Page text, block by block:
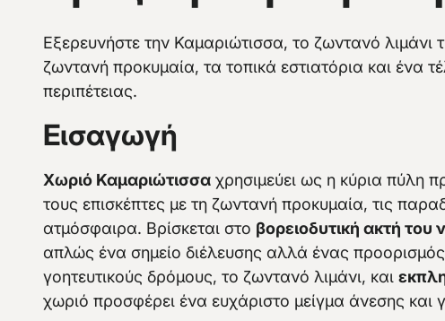
Περισσότερα
Εξερευνήστε την Καμαριώτισσα, το ζωντανό
ζωντανή προκυμαία, τα τοπικά εστιατόρια και ένα
περιπέτειας.
Εισαγωγή
Χωριό Καμαριώτισσα χρησιμεύει ως η κύρια πύλη
τους επισκέπτες με τη ζωντανή προκυμαία, τις
ατμόσφαιρα. Βρίσκεται στο βορειοδυτική ακτή του
απλώς ένα σημείο διέλευσης αλλά ένας
γοητευτικούς δρόμους, το ζωντανό λιμάνι, και
χωριό προσφέρει ένα ευχάριστο μείγμα άνεσης και